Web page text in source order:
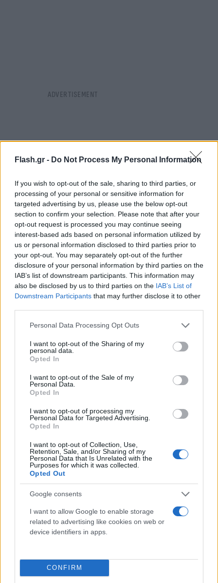
Flash.gr - Do Not Process My Personal Information
If you wish to opt-out of the sale, sharing to third parties, or
processing of your personal or sensitive information for
targeted advertising by us, please use the below opt-out
section to confirm your selection. Please note that after your
opt-out request is processed you may continue seeing
interest-based ads based on personal information utilized by
us or personal information disclosed to third parties prior to
your opt-out. You may separately opt-out of the further
disclosure of your personal information by third parties on the
IAB’s list of downstream participants. This information may
also be disclosed by us to third parties on the IAB’s List of
Downstream Participants that may further disclose it to other
Please note that this website/app uses one or more Google
not limited to your visit or usage behaviour. You may click to
grant or deny consent to Google and its third-party tags to
use your data for below specified purposes in below Google
consent section.
Personal Data Processing Opt Outs
I want to opt-out of the Sharing of my
personal data.
Opted In
I want to opt-out of the Sale of my
Personal Data.
Opted In
I want to opt-out of processing my
Personal Data for Targeted Advertising.
Opted In
I want to opt-out of Collection, Use,
Retention, Sale, and/or Sharing of my
Personal Data that Is Unrelated with the
Purposes for which it was collected.
Opted Out
Google consents
I want to allow Google to enable storage
related to advertising like cookies on web or
device identifiers in apps.
CONFIRM
Σύμφωνα με την ανακοίνωση του Διοικητικού
Συμβουλίου της ΕΣΗΕΑ, ο Νίκος Μάστορας
ξεχώριζε για την επαγγελματική του συνέπεια, την
ακρίβεια και το ήθος του.
Παράλληλα, διακρινόταν για τη συναδελφικότητα
και τη διαρκή του παρουσία στα κοινά του κλάδου,
διατηρώντας ενεργή σχέση με την Ένωση μέχρι το
Το Διοικητικό Συμβούλιο της ΕΣΗΕΑ εξέφρασε τα
θερμά του συλλυπητήρια στην οικογένειά του και
στα δύο παιδιά του.